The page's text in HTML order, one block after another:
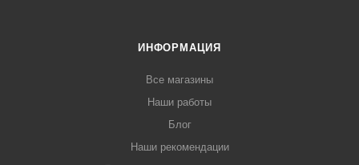
ИНФОРМАЦИЯ
Все магазины
Наши работы
Блог
Наши рекомендации